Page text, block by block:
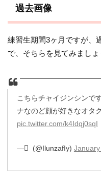
過去画像
練習生期間3ヶ月ですが、
で、そちらを見てみましょ
こちらチャイジンシンで
ナなのど顔が好きなオタ
pic.twitter.com/k4Idqj0sqI
— ْ (@IlunzafIy)